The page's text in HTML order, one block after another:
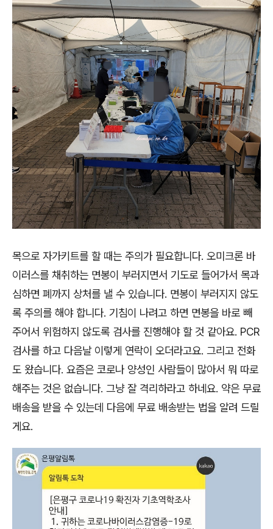
목으로 자가키트를 할 때는 주의가 필요합니다. 오미크론 바
이러스를 채취하는 면봉이 부러지면서 기도로 들어가서 목과
심하면 폐까지 상처를 낼 수 있습니다. 면봉이 부러지지 않도
록 주의를 해야 합니다. 기침이 나려고 하면 면봉을 바로 빼
주어서 위험하지 않도록 검사를 진행해야 할 것 같아요. PCR
검사를 하고 다음날 이렇게 연락이 오더라고요. 그리고 전화
도 왔습니다. 요즘은 코로나 양성인 사람들이 많아서 뭐 따로
해주는 것은 없습니다. 그냥 잘 격리하라고 하네요. 약은 무료
배송을 받을 수 있는데 다음에 무료 배송받는 법을 알려 드릴
게요.